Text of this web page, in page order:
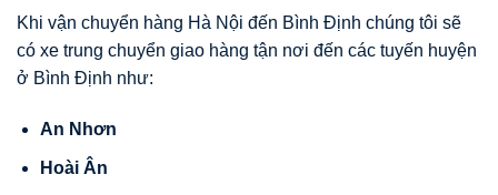
Khi vận chuyển hàng Hà Nội đến Bình Định chúng tôi sẽ
có xe trung chuyển giao hàng tận nơi đến các tuyến huyện
ở Bình Định như:
An Nhơn
Hoài Ân